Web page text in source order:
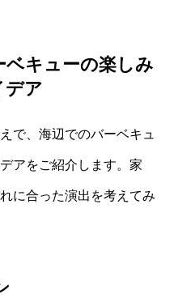
ベキューの楽しみ
デア
で、海辺でのバーベキュ
アをご紹介します。家
に合った演出を考えてみ